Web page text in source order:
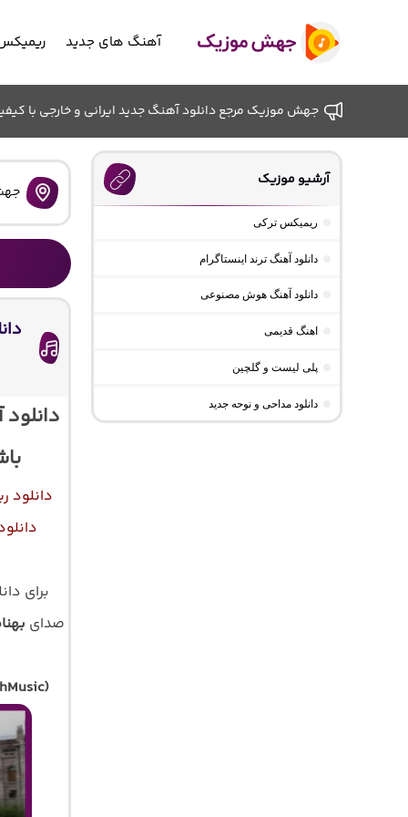
آهنگ های جدید
جهش موزیک مرجع دانلود آهنگ جدید ایرانی و خارجی با
دانلود
برای
صدای
آرشیو موزیک
ریمیکس ترکی
دانلود آهنگ ترند اینستاگرام
دانلود آهنگ هوش مصنوعی
اهنگ قدیمی
پلی لیست و گلچین
دانلود مداحی و نوحه جدید